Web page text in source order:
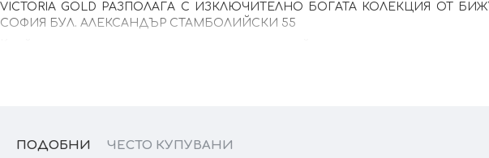
VICTORIA GOLD РАЗПОЛАГА С ИЗКЛЮЧИТЕЛНО БОГАТА КОЛЕКЦИЯ ОТ
СОФИЯ БУЛ. АЛЕКСАНДЪР СТАМБОЛИЙСКИ 55
Kрайната цена и теглото може да варират тъй като нашите продукти се
ПОДОБНИ ЧЕСТО КУПУВАНИ